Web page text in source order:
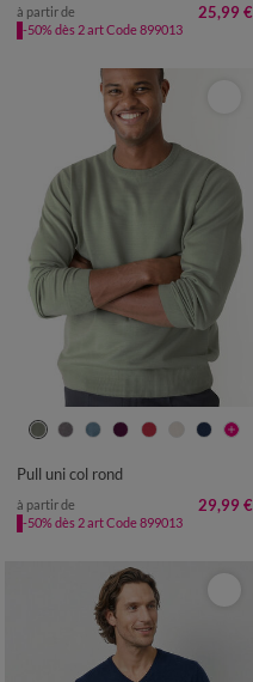
à partir de 25,99 €
-50% dès 2 art Code 899013
S M L XL XXL 3XL 4XL
Pull uni col rond
à partir de 29,99 €
-50% dès 2 art Code 899013